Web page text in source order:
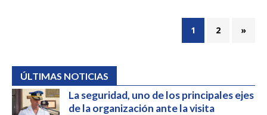
1 2 »
ÚLTIMAS NOTICIAS
La seguridad, uno de los principales ejes
de la organización ante la visita